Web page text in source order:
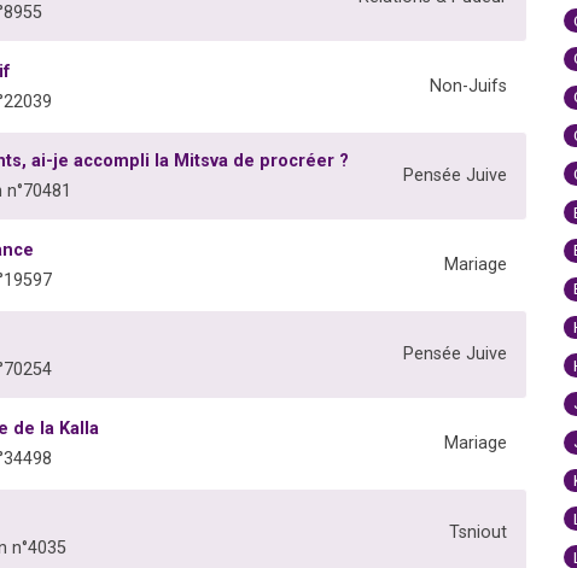
Non-Juifs
ai-je accompli la Mitsva de procréer ?
Pensée Juive
Mariage
Pensée Juive
de la Kalla
Mariage
n°4035
Tsniout